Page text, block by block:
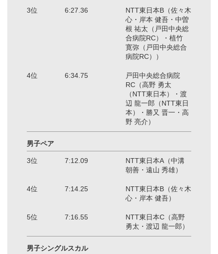
3位 6:27.36
NTT東日本B（佐々木
心・岸本 健吾・中曽
根 祐太（戸田中央総
合病院RC）・植竹
寛弥（戸田中央総合
病院RC））
4位 6:34.75
戸田中央総合病院
RC（高野 勇太
（NTT東日本）・渡
辺 龍一郎（NTT東日
本）・勝又 晋一・高
野 亮介）
男子ペア
3位 7:12.09
NTT東日本A（中溝
朝善・遠山 秀雄）
4位 7:14.25
NTT東日本B（佐々木
心・岸本 健吾）
5位 7:16.55
NTT東日本C（高野
勇太・渡辺 龍一郎）
男子シングルスカル